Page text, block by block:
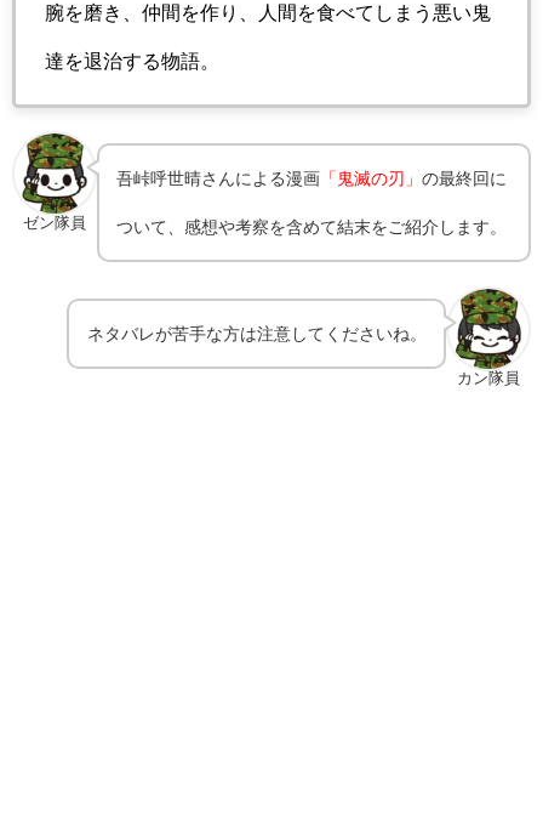
腕を磨き、仲間を作り、人間を食べてしまう悪い鬼
達を退治する物語。
ゼン隊員
吾峠呼世晴さんによる漫画 「鬼滅の刃」の最終回に
ついて、感想や考察を含めて結末をご紹介します。
カン隊員
ネタバレが苦手な方は注意してくださいね。